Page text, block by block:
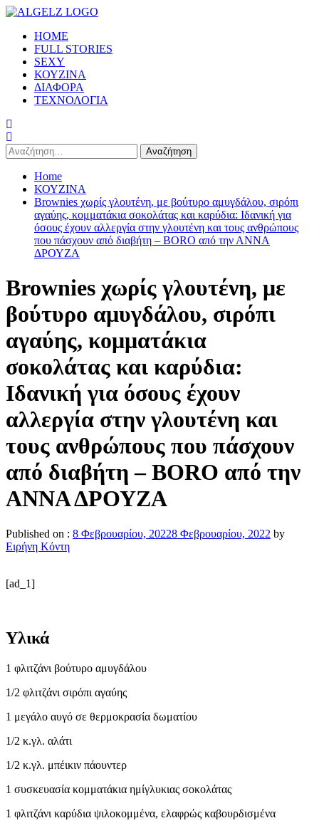
Skip
content
Primary
Menu
HOME
FULL STORIES
SEXY
ΚΟΥΖΙΝΑ
ΔΙΑΦΟΡΑ
ΤΕΧΝΟΛΟΓΙΑ
Αναζήτηση
για:
Home
ΚΟΥΖΙΝΑ
Brownies χωρίς γλουτένη, με βούτυρο αμυγδάλου, σιρόπι
αγαύης, κομματάκια σοκολάτας και καρύδια: Ιδανική για
όσους έχουν αλλεργία στην γλουτένη και τους ανθρώπους
που πάσχουν από διαβήτη – BORO από την ΑΝΝΑ
ΔΡΟΥΖΑ
Brownies χωρίς γλουτένη, με
βούτυρο αμυγδάλου, σιρόπι
αγαύης, κομματάκια
σοκολάτας και καρύδια:
Ιδανική για όσους έχουν
αλλεργία στην γλουτένη και
τους ανθρώπους που πάσχουν
από διαβήτη – BORO από την
ΑΝΝΑ ΔΡΟΥΖΑ
Published on : 8 Φεβρουαρίου, 20228 Φεβρουαρίου, 2022 by
Ειρήνη Κόντη
[ad_1]
Υλικά
1 φλιτζάνι βούτυρο αμυγδάλου
1/2 φλιτζάνι σιρόπι αγαύης
1 μεγάλο αυγό σε θερμοκρασία δωματίου
1/2 κ.γλ. αλάτι
1/2 κ.γλ. μπέικιν πάουντερ
1 συσκευασία κομματάκια ημίγλυκιας σοκολάτας
1 φλιτζάνι καρύδια ψιλοκομμένα, ελαφρώς καβουρδισμένα